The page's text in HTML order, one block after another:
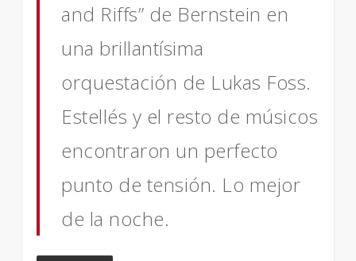
and Riffs” de Bernstein en
una brillantísima
orquestación de Lukas Foss.
Estellés y el resto de músicos
encontraron un perfecto
punto de tensión. Lo mejor
de la noche.